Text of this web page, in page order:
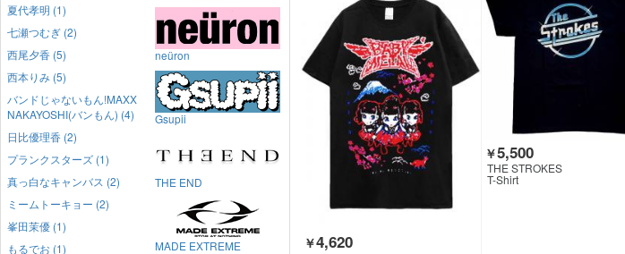
￥4,620
￥5,500
THE STROKES
T-Shirt
夏代孝明 (1)
七瀬つむぎ (2)
西尾夕香 (5)
西本りみ (5)
バンドじゃないもん!MAXX
NAKAYOSHI(バンもん) (4)
日比優理香 (2)
プランクスターズ (1)
真っ白なキャンバス (2)
ミームトーキョー (2)
峯田茉優 (1)
もるでお (1)
neüron
Gsupii
THE END
MADE EXTREME